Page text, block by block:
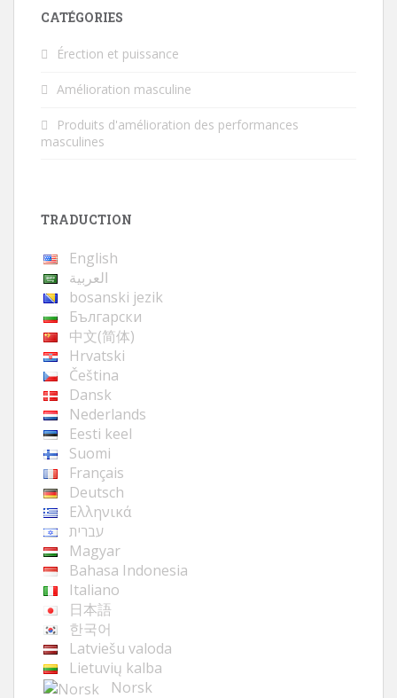
CATÉGORIES
Érection et puissance
Amélioration masculine
Produits d'amélioration des performances
masculines
TRADUCTION
English
العربية
bosanski jezik
Български
中文(简体)
Hrvatski
Čeština
Dansk
Nederlands
Eesti keel
Suomi
Français
Deutsch
Ελληνικά
עברית
Magyar
Bahasa Indonesia
Italiano
日本語
한국어
Latviešu valoda
Lietuvių kalba
Norsk